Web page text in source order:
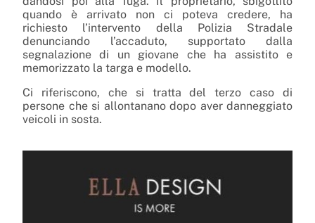
quando è arrivato non ci poteva credere, ha
richiesto l’intervento della Polizia Stradale
denunciando l’accaduto, supportato dalla
segnalazione di un giovane che ha assistito e
memorizzato la targa e modello.
Ci riferiscono, che si tratta del terzo caso di
persone che si allontanano dopo aver danneggiato
veicoli in sosta.